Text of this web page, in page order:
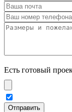
Есть готовый